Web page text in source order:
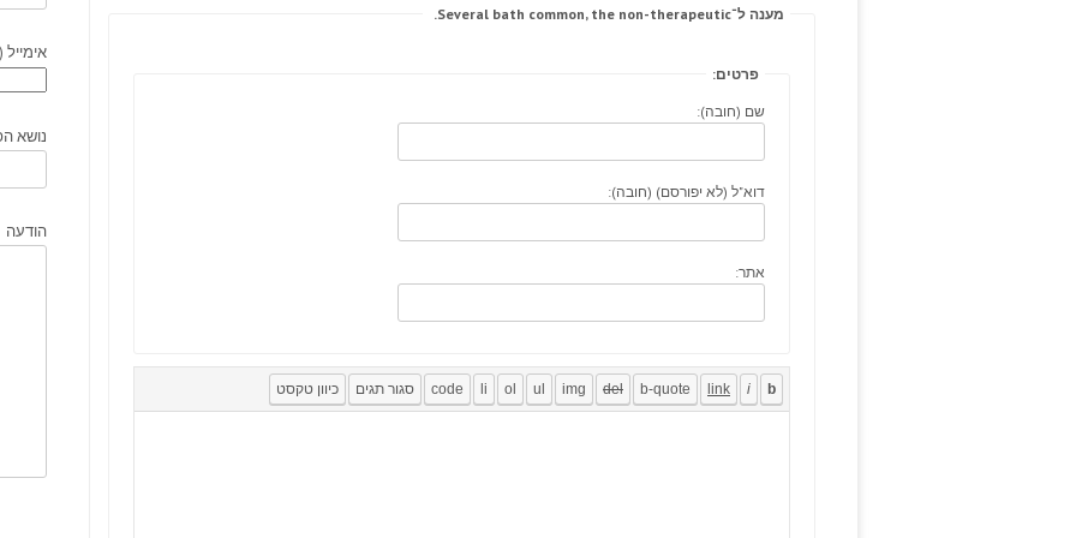
מענה ל־Several bath common, the non-therapeutic.
פרטים:
שם (חובה):
דוא"ל (לא יפורסם) (חובה):
אתר:
נושא
הודעה